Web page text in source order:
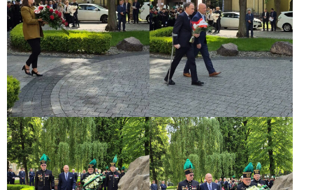
Przemysłu
4.0
LEGISLACJA
LEGISLACJA
STANOWISKA
I
OPINIE
ZWIĄZKU